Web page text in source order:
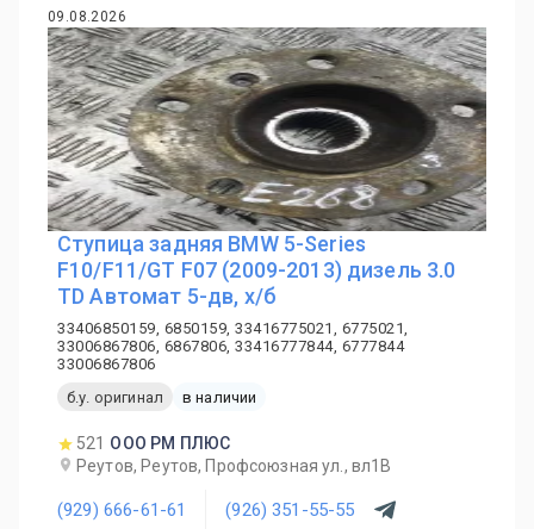
09.08.2026
Ступица задняя BMW 5-Series
F10/F11/GT F07 (2009-2013) дизель 3.0
TD Автомат 5-дв, х/б
33406850159, 6850159, 33416775021, 6775021,
33006867806, 6867806, 33416777844, 6777844
33006867806
б.у. оригинал
в наличии
521 ООО РМ ПЛЮС
Реутов, Реутов, Профсоюзная ул., вл1В
(929) 666-61-61 (926) 351-55-55